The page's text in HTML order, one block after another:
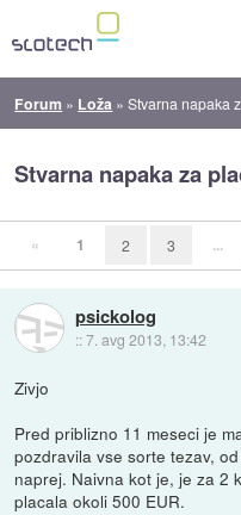
Forum » Loža »Stvarna napaka
Stvarna napaka za
« 1 2 3 ...
psickolog
::7. avg 2013, 13:42
Zivjo
Pred priblizno 11 meseci je
pozdravila vse sorte tezav,
naprej. Naivna kot je, je za 2
placala okoli 500 EUR.